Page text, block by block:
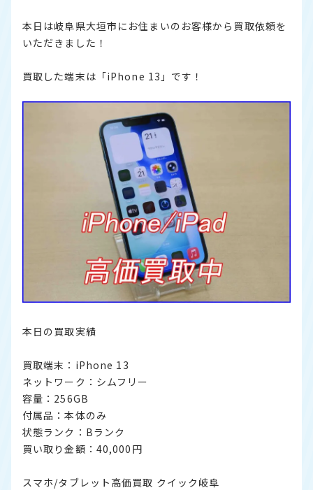
本日は岐阜県大垣市にお住まいのお客様から買取依頼を
いただきました！
買取した端末は「iPhone 13」です！
本日の買取実績
買取端末：iPhone 13
ネットワーク：シムフリー
容量：256GB
付属品：本体のみ
状態ランク：Bランク
買い取り金額：40,000円
スマホ/タブレット高価買取 クイック岐阜